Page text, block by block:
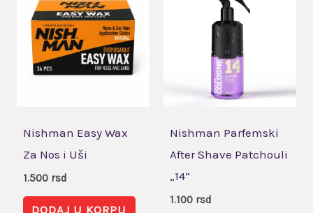
Nishman Easy Wax
Za Nos i Uši
1.500 rsd
DODAJ U KORPU
Nishman Parfemski
After Shave Patchouli
„14“
1.100 rsd